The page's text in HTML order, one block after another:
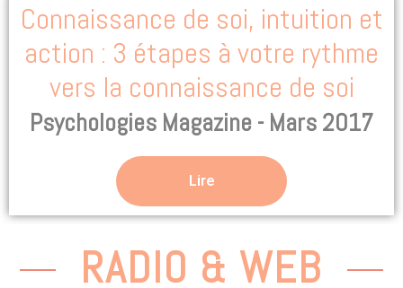
Connaissance de soi, intuition et
action : 3 étapes à votre rythme
vers la connaissance de soi
Psychologies Magazine - Mars 2017
Lire
RADIO & WEB